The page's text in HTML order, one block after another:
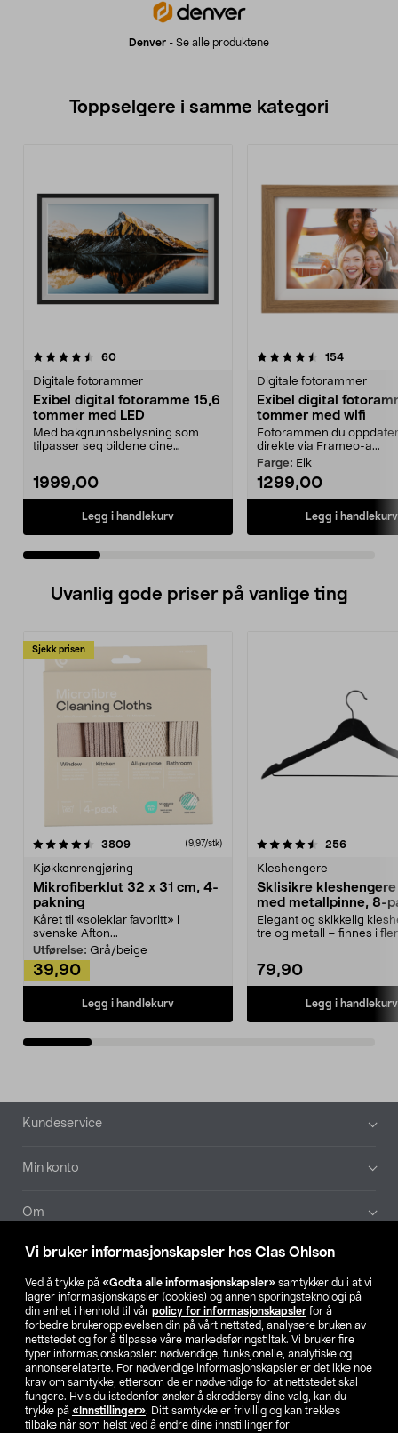
Vi bruker informasjonskapsler hos Clas Ohlson
Ved å trykke på «Godta alle informasjonskapsler» samtykker du i at vi
lagrer informasjonskapsler (cookies) og annen sporingsteknologi på
din enhet i henhold til vår policy for informasjonskapsler for å
forbedre brukeropplevelsen din på vårt nettsted, analysere bruken av
nettstedet og for å tilpasse våre markedsføringstiltak. Vi bruker fire
typer informasjonskapsler: nødvendige, funksjonelle, analytiske og
annonserelaterte. For nødvendige informasjonskapsler er det ikke noe
krav om samtykke, ettersom de er nødvendige for at nettstedet skal
fungere. Hvis du istedenfor ønsker å skreddersy dine valg, kan du
trykke på «Innstillinger». Ditt samtykke er frivillig og kan trekkes
tilbake når som helst ved å endre dine innstillinger for
Denver - Se alle produktene
Toppselgere i samme kategori
60anmeldelser
Digitale fotorammer
Exibel digital fotoramme 15,6
tommer med LED
Med bakgrunnsbelysning som
tilpasser seg bildene dine
1999,00
Legg i handlekurv
4.5 av 5 stjerner 154
Digitale fotorammer
Exibel digital
tommer med wifi
Fotorammen du
direkte via Frameo-a...
Farge: Eik
1299,00
Legg i handlekurv
4.5 av 5 stjerner
Uvanlig gode priser på vanlige ting
Sjekk prisen
3809anmeldelser(9,97/stk)
Kjøkkenrengjøring
Mikrofiberklut 32 x 31 cm, 4-
pakning
Kåret til «soleklar favoritt» i
svenske Afton...
Utførelse: Grå/beige
39,90
Legg i handlekurv
4.5av 5 stjerner 256
Kleshengere
Sklisikre
med metallpinne, 8-
Elegant og skikkelig
tre og metall – finnes i
79,90
Legg i handlekurv
4.5av 5 stjerner
Bunntekst
Kundeservice
Min konto
Om
Aktuelt
Våre selskaper
Finn din butikk
SE NO FI